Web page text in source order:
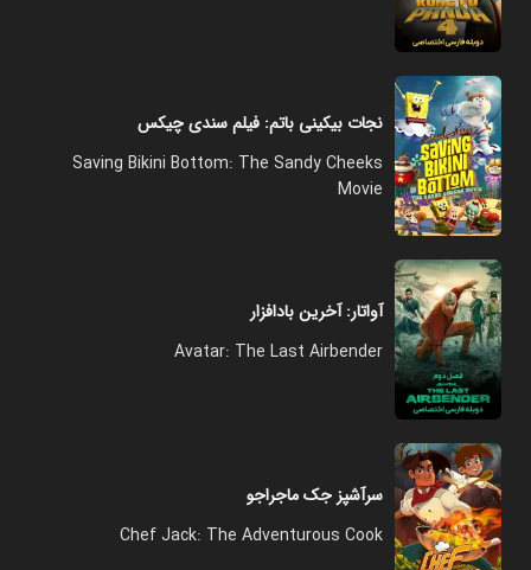
نجات بیکینی باتم: فیلم سندی چیکس
Saving Bikini Bottom: The Sandy Cheeks
Movie
آواتار: آخرین بادافزار
Avatar: The Last Airbender
سرآشپز جک ماجراجو
Chef Jack: The Adventurous Cook